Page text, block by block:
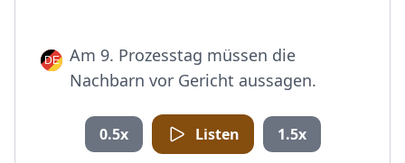
Am 9. Prozesstag müssen die
Nachbarn vor Gericht aussagen.
0.5x Listen 1.5x